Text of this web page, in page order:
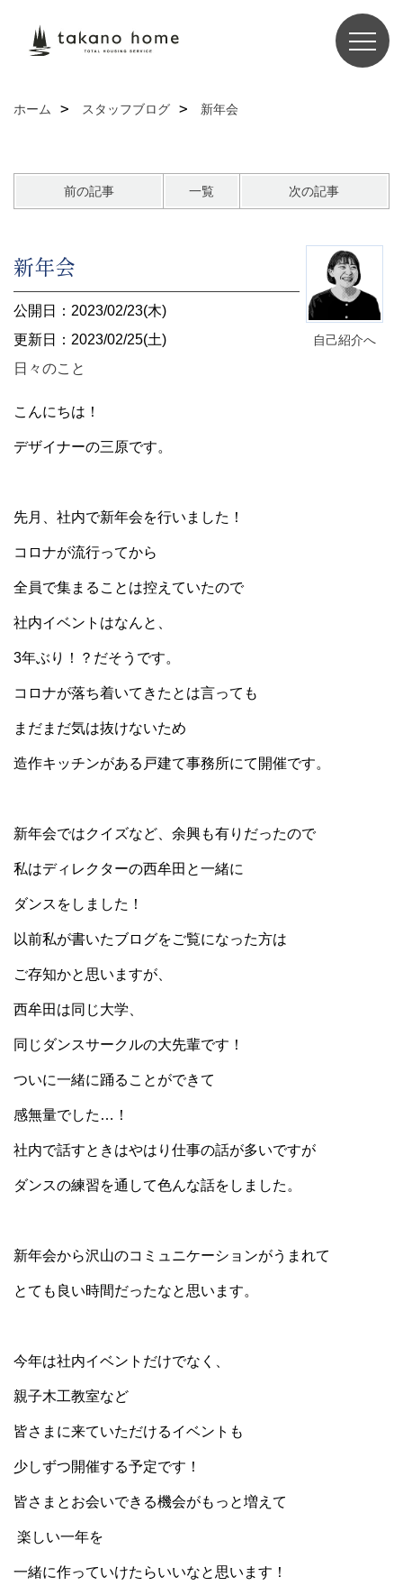
ホーム スタッフブログ 新年会
前の記事 一覧 次の記事
自己紹介へ
新年会
公開日：2023/02/23(木)
更新日：2023/02/25(土)
日々のこと
こんにちは！
デザイナーの三原です。
先月、社内で新年会を行いました！
コロナが流行ってから
全員で集まることは控えていたので
社内イベントはなんと、
3年ぶり！？だそうです。
コロナが落ち着いてきたとは言っても
まだまだ気は抜けないため
造作キッチンがある戸建て事務所にて開催です。
新年会ではクイズなど、余興も有りだったので
私はディレクターの西牟田と一緒に
ダンスをしました！
以前私が書いたブログをご覧になった方は
ご存知かと思いますが、
西牟田は同じ大学、
同じダンスサークルの大先輩です！
ついに一緒に踊ることができて
感無量でした…！
社内で話すときはやはり仕事の話が多いですが
ダンスの練習を通して色んな話をしました。
新年会から沢山のコミュニケーションがうまれて
とても良い時間だったなと思います。
今年は社内イベントだけでなく、
親子木工教室など
皆さまに来ていただけるイベントも
少しずつ開催する予定です！
皆さまとお会いできる機会がもっと増えて
楽しい一年を
一緒に作っていけたらいいなと思います！